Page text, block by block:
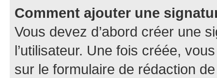
Comment ajouter une
Vous devez d’abord créer une
l’utilisateur. Une fois créée,
sur le formulaire de rédaction